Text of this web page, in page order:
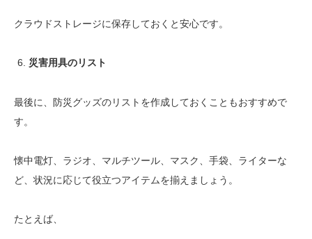
クラウドストレージに保存しておくと安心です。
災害用具のリスト
最後に、防災グッズのリストを作成しておくこともおすすめで
す。
懐中電灯、ラジオ、マルチツール、マスク、手袋、ライターな
ど、状況に応じて役立つアイテムを揃えましょう。
たとえば、